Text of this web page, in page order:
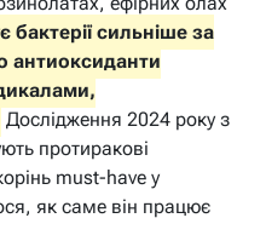
бактерії сильніше за
антиоксиданти
Дослідження 2024 року з
протиракові
must-have у
як саме він працює